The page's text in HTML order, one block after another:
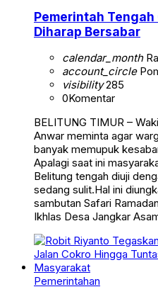
Pemerintah
Diharap Bersabar
calendar_month
account_circle
visibility285
0Komentar
BELITUNG TIMUR –
Anwar meminta agar
banyak memupuk
Apalagi saat ini
Belitung tengah diuji
sedang sulit.Hal ini
sambutan Safari
Ikhlas Desa Jangkar
Pemerintahan